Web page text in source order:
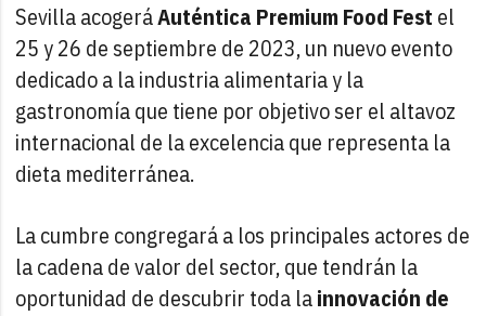
Sevilla acogeráAuténtica Premium Food Fest el
25 y 26 de septiembre de 2023, un nuevo evento
dedicado a la industria alimentaria y la
gastronomía que tiene por objetivo ser el altavoz
internacional de la excelencia que representa la
dieta mediterránea.
La cumbre congregará a los principales actores de
la cadena de valor del sector, que tendrán la
oportunidad de descubrir toda lainnovación de